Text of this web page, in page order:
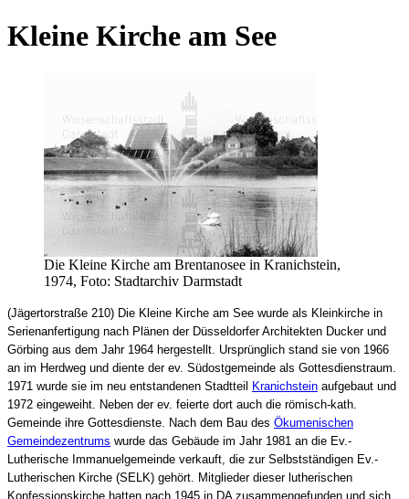
Kleine Kirche am See
Die Kleine Kirche am Brentanosee in Kranichstein,
1974, Foto: Stadtarchiv Darmstadt
(Jägertorstraße 210) Die Kleine Kirche am See wurde als Kleinkirche in
Serienanfertigung nach Plänen der Düsseldorfer Architekten Ducker und
Görbing aus dem Jahr 1964 hergestellt. Ursprünglich stand sie von 1966
an im Herdweg und diente der ev. Südostgemeinde als Gottesdienstraum.
1971 wurde sie im neu entstandenen Stadtteil Kranichstein aufgebaut und
1972 eingeweiht. Neben der ev. feierte dort auch die römisch-kath.
Gemeinde ihre Gottesdienste. Nach dem Bau des Ökumenischen
Gemeindezentrums wurde das Gebäude im Jahr 1981 an die Ev.-
Lutherische Immanuelgemeinde verkauft, die zur Selbstständigen Ev.-
Lutherischen Kirche (SELK) gehört. Mitglieder dieser lutherischen
Konfessionskirche hatten nach 1945 in DA zusammengefunden und sich